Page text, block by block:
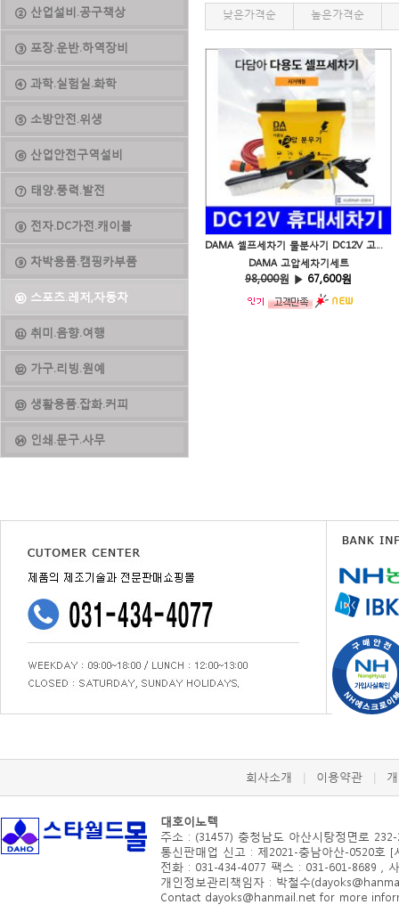
② 산업설비.공구책상
③ 포장.운반.하역장비
④ 과학.실험실.화학
⑤ 소방안전.위생
⑥ 산업안전구역설비
⑦ 태양.풍력.발전
⑧ 전자.DC가전.캐이블
⑨ 차박용품.캠핑카부품
⑩ 스포츠.레저,자동차
⑪ 취미.음향.여행
⑫ 가구.리빙.원예
⑬ 생활용품.잡화.커피
⑭ 인쇄.문구.사무
낮은가격순 높은가격순
DAMA 셀프세차기 물분사기 DC12V 고압 물분무기세트 세차기세트 강력 자동차 고압분사기
DAMA 고압세차기세트
98,000원 ▶ 67,600원
회사소개 이용약관
대호이노텍
주소 : (31457) 충청남도 아산시탕정면로
통신판매업 신고 : 제2021-충남아산-0520호
전화 : 031-434-4077 팩스 : 031-601-8689 ,
개인정보관리책임자 : 박철수
Contact dayoks@hanmail.net for more